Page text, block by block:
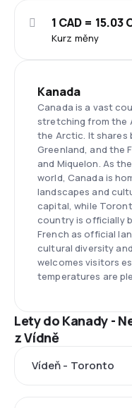
Kurz měny
1 CAD = 15.03
Kanada
Canada is a vast
stretching from the
the Arctic. It shares
Greenland, and the
and Miquelon. As
world, Canada is
landscapes and
capital, while
country is officially
French as official
cultural diversity
welcomes visitors
temperatures are
Lety do Kanady -
z Vídně
Vídeň - Toronto